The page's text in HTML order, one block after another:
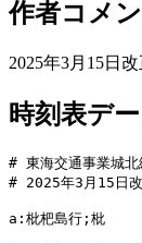
作者コメ
2025年3月15日改
時刻表デ
# 東海交通事業城
# 2025年3月15日
a:枇杷島行;枇